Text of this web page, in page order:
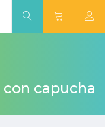
capucha